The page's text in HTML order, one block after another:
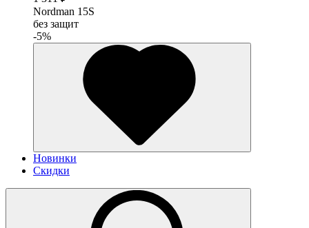
Nordman 15S
без защит
-5%
Новинки
Скидки